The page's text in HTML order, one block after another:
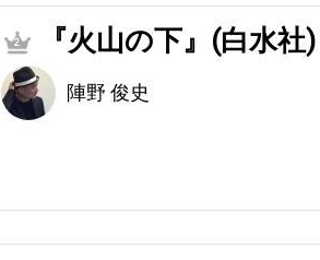
2 『火山の下』(白水社)
陣野 俊史